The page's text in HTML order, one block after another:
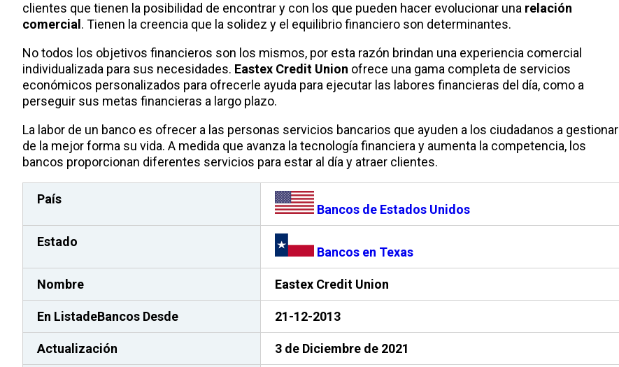
clientes que tienen la posibilidad de encontrar y con los que pueden hacer evolucionar una relación
comercial . Tienen la creencia que la solidez y el equilibrio financiero son determinantes.
No todos los objetivos financieros son los mismos, por esta razón brindan una experiencia comercial
individualizada para sus necesidades. Eastex Credit Union ofrece una gama completa de servicios
económicos personalizados para ofrecerle ayuda para ejecutar las labores financieras del día, como a
perseguir sus metas financieras a largo plazo.
La labor de un banco es ofrecer a las personas servicios bancarios que ayuden a los ciudadanos a gestionar
de la mejor forma su vida. A medida que avanza la tecnología financiera y aumenta la competencia, los
bancos proporcionan diferentes servicios para estar al día y atraer clientes.
País
Bancos de Estados Unidos
Estado
Bancos en Texas
Nombre Eastex Credit Union
En ListadeBancos Desde 21-12-2013
Actualización 3 de Diciembre de 2021